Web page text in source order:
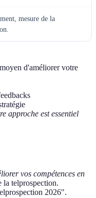
mesure de la
d'améliorer votre
approche est essentiel
vos compétences en
la telprospection.
2026".